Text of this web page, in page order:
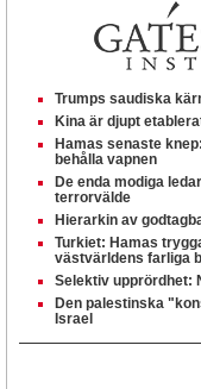
Trumps saudiska
Kina är djupt
Hamas senaste
behålla vapnen
De enda modiga
terrorvälde
Hierarkin av
Turkiet: Hamas
västvärldens farliga
Selektiv upprördhet:
Den palestinska
Israel